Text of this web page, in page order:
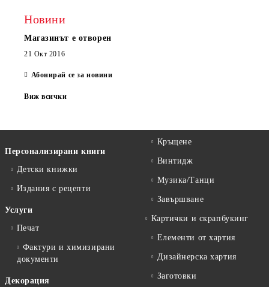
Новини
Магазинът е отворен
21 Окт 2016
Абонирай се за новини
Виж всички
Персонализирани книги
Детски книжки
Издания с рецепти
Услуги
Печат
Фактури и химизирани
документи
Декорация
Кръщене
Винтидж
Музика/Танци
Завършване
Картички и скрапбукинг
Елементи от хартия
Дизайнерска хартия
Заготовки